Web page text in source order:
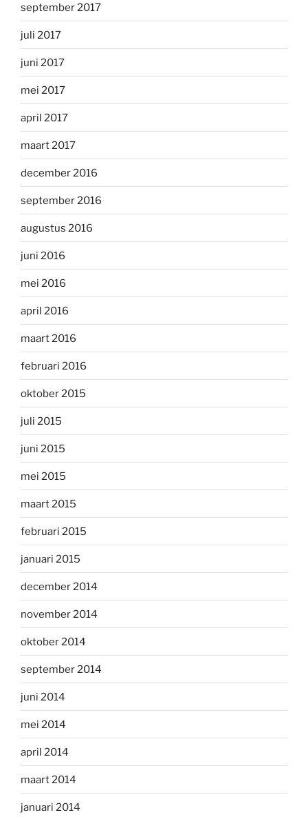
september 2017
juli 2017
juni 2017
mei 2017
april 2017
maart 2017
december 2016
september 2016
augustus 2016
juni 2016
mei 2016
april 2016
maart 2016
februari 2016
oktober 2015
juli 2015
juni 2015
mei 2015
maart 2015
februari 2015
januari 2015
december 2014
november 2014
oktober 2014
september 2014
juni 2014
mei 2014
april 2014
maart 2014
januari 2014